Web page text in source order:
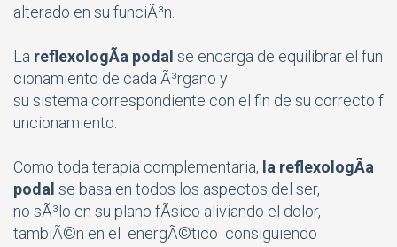
alterado en su funciÃ³n.
La reflexologÃ­a podal se encarga de equilibrar el fun
cionamiento de cada Ã³rgano y
su sistema correspondiente con el fin de su correcto f
uncionamiento.
Como toda terapia complementaria, la reflexologÃ­a
podal se basa en todos los aspectos del ser,
no sÃ³lo en su plano fÃ­sico aliviando el dolor,
tambiÃ©n en el energÃ©tico consiguiendo